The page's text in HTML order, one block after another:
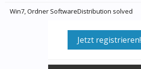
Win7, Ordner SoftwareDistribution solved
Jetzt registrieren!